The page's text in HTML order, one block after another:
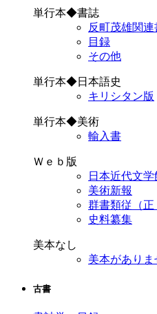
単行本◆書誌
反町茂雄関連
目録
その他
単行本◆日本語史
キリシタン版
単行本◆美術
輸入書
Ｗｅｂ版
日本近代文学
美術新報
群書類従（正
史料纂集
美本なし
美本がありま
古書